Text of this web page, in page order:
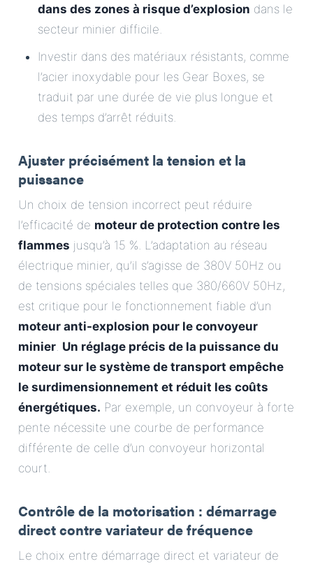
dans des zones à risque d’explosion dans le
secteur minier difficile.
Investir dans des matériaux résistants, comme
l’acier inoxydable pour les Gear Boxes, se
traduit par une durée de vie plus longue et
des temps d’arrêt réduits.
Ajuster précisément la tension et la
puissance
Un choix de tension incorrect peut réduire
l’efficacité de moteur de protection contre les
flammes jusqu’à 15 %. L’adaptation au réseau
électrique minier, qu’il s’agisse de 380V 50Hz ou
de tensions spéciales telles que 380/660V 50Hz,
est critique pour le fonctionnement fiable d’un
moteur anti-explosion pour le convoyeur
minier. Un réglage précis de la puissance du
moteur sur le système de transport empêche
le surdimensionnement et réduit les coûts
énergétiques. Par exemple, un convoyeur à forte
pente nécessite une courbe de performance
différente de celle d’un convoyeur horizontal
court.
Contrôle de la motorisation : démarrage
direct contre variateur de fréquence
Le choix entre démarrage direct et variateur de